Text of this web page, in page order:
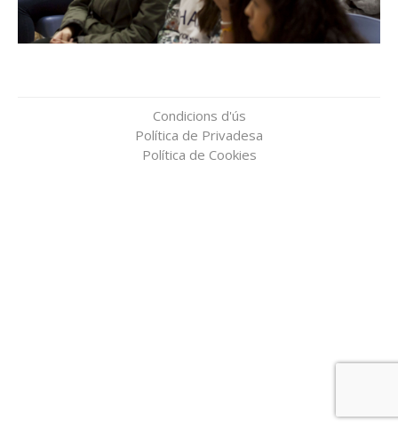
Condicions d'ús
Política de Privadesa
Política de Cookies